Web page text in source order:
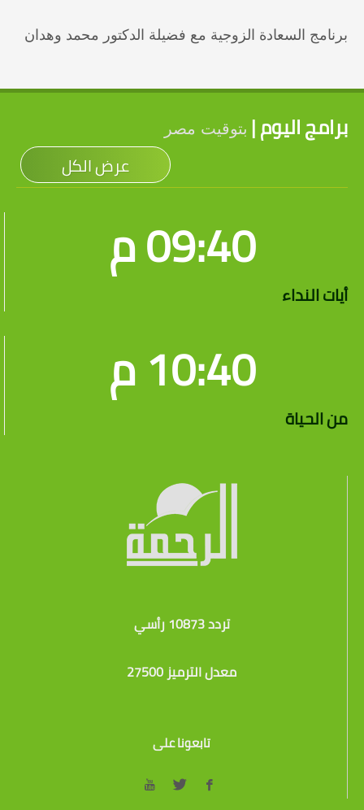
برنامج السعادة الزوجية مع فضيلة الدكتور محمد وهدان
برامج اليوم | بتوقيت مصر
عرض الكل
09:40 م
أيات النداء
10:40 م
من الحياة
تردد 10873 رأسي
معدل الترميز 27500
تابعونا على